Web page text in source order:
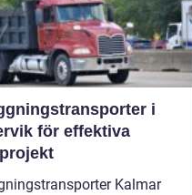
i
för effektiva
Kalmar